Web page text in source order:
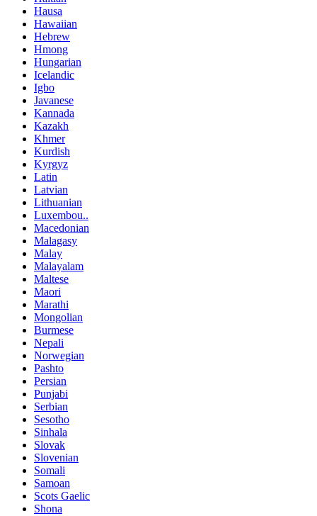
Hausa
Hawaiian
Hebrew
Hmong
Hungarian
Icelandic
Igbo
Javanese
Kannada
Kazakh
Khmer
Kurdish
Kyrgyz
Latin
Latvian
Lithuanian
Luxembou..
Macedonian
Malagasy
Malay
Malayalam
Maltese
Maori
Marathi
Mongolian
Burmese
Nepali
Norwegian
Pashto
Persian
Punjabi
Serbian
Sesotho
Sinhala
Slovak
Slovenian
Somali
Samoan
Scots Gaelic
Shona